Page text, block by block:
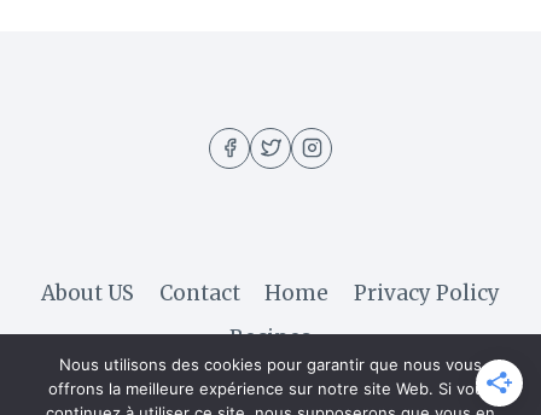
About US Contact Home
Privacy Policy
Recipes
Nous utilisons des cookies pour garantir que nous vous
offrons la meilleure expérience sur notre site Web. Si vous